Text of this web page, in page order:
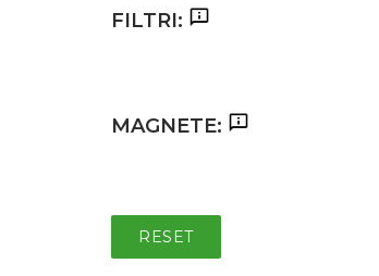
FILTRI:
MAGNETE:
RESET